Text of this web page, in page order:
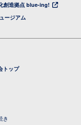
創造拠点 blue-ing!
ージアム
トップ
き